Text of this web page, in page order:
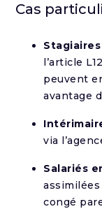
Cas
Stagiaires
l’article
peuvent
avantage
via
Salariés
congé